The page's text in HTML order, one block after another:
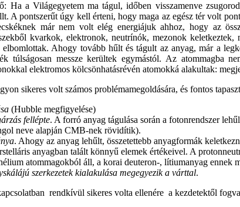
Ha a Világegyetem ma tágul, időben visszamenve
A pontszerűt úgy kell érteni, hogy maga az egész tér volt
már nem volt elég energiájuk ahhoz, hogy az
kvarkok, elektronok, neutrínók, mezonok
elbomlottak. Ahogy tovább hűlt és tágult az anyag, már a
túlságosan messze kerültek egymástól. Az atommagba
elektromos kölcsönhatásrévén atomokká alakultak:
sikeres volt számos problémamegoldására, és fontos
(Hubble megfigyelése)
fellépte. A forró anyag tágulása során a fotonrendszer
neve alapján CMB-nek rövidítik).
. Ahogy az anyag lehűlt, összetettebb anyagformák
anyagban talált könnyű elemek értékeivel. A
atommagokból áll, a korai deuteron-, lítiumanyag ennek
szerkezetek kialakulása megegyezik a várttal.
rendkívül sikeres volta ellenére ­ a kezdetektől